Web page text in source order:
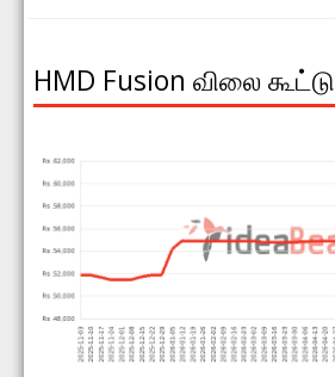
HMD Fusion விலை கூட்டு